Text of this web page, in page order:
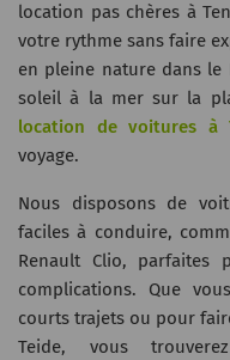
location pas chères à
votre rythme sans faire
en pleine nature dans le
soleil à la mer sur la
location de voitures à
voyage.
Nous disposons de
faciles à conduire,
Renault Clio, parfaites
complications. Que
courts trajets ou pour
Teide, vous